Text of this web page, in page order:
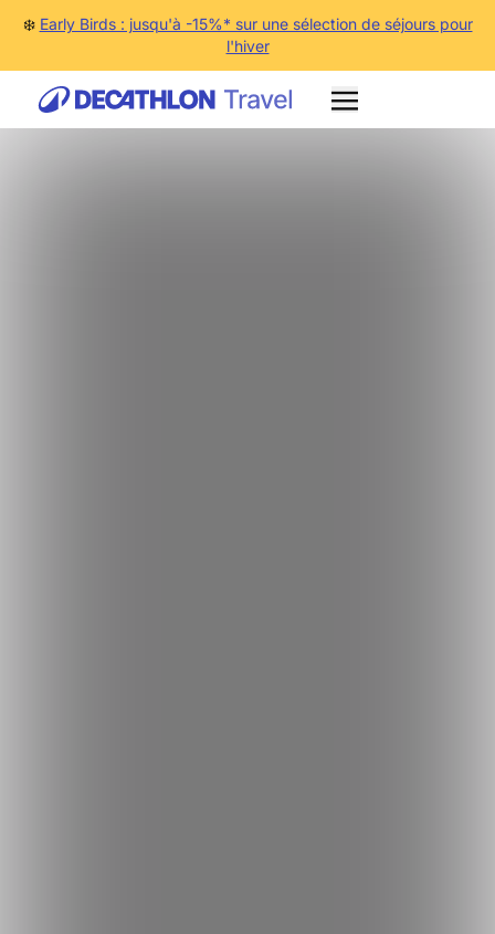
❄️ Early Birds : jusqu'à -15%* sur une sélection de séjours pour
l'hiver